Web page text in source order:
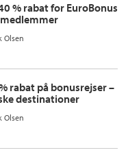
% rabat for EuroBonus
Olsen
rabat på bonusrejser –
destinationer
Olsen